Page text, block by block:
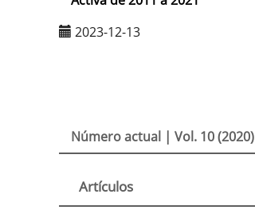
2023-12-13
Número actual | Vol. 10 (2020)
Artículos